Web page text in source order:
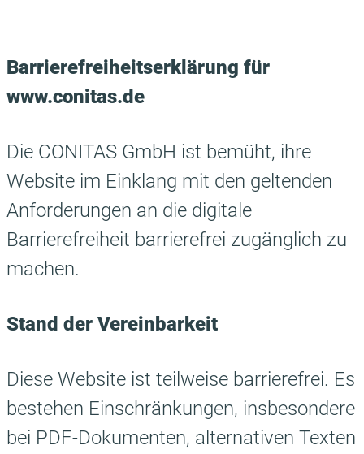
Barrierefreiheitserklärung für
www.conitas.de
Die CONITAS GmbH ist bemüht, ihre
Website im Einklang mit den geltenden
Anforderungen an die digitale
Barrierefreiheit barrierefrei zugänglich zu
machen.
Stand der Vereinbarkeit
Diese Website ist teilweise barrierefrei. Es
bestehen Einschränkungen, insbesondere
bei PDF-Dokumenten, alternativen Texten